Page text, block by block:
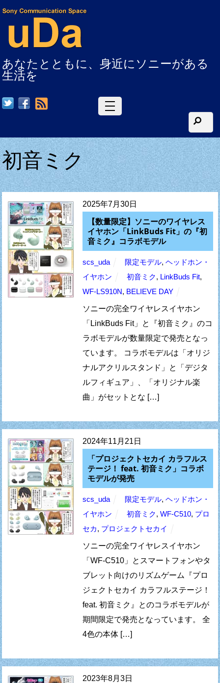
あなたとともに、身近にソニーがある
生活を
初音ミク
2025年7月30日
【数量限定】ソニーのワイヤレス
イヤホン「LinkBuds Fit」の『初
音ミク』コラボモデル
scs_uda 限定モデル, ヘッドホン・
イヤホン
初音ミク, LinkBuds Fit,
WF-LS910N, BELIEVE DAY
ソニーの完全ワイヤレスイヤホン
「LinkBuds Fit」と『初音ミク』のコ
ラボモデルが数量限定で発売となっ
ています。 コラボモデルは「オリジ
ナルアクリルスタンド」と「デジタ
ルフィギュア」、「オリジナル楽
曲」がセットとな […]
2024年11月21日
「プロジェクトセカイ カラフルス
テージ！ feat. 初音ミク」コラボ
モデルが発売
scs_uda 限定モデル, ヘッドホン・
イヤホン
初音ミク, WF-C510, プロ
セカ, プロジェクトセカイ
ソニーの完全ワイヤレスイヤホン
「WF-C510」とスマートフォンやタ
ブレット向けのリズムゲーム『プロ
ジェクトセカイ カラフルステージ！
feat. 初音ミク』とのコラボモデルが
期間限定で発売となっています。 全
4色の本体 […]
2023年8月3日